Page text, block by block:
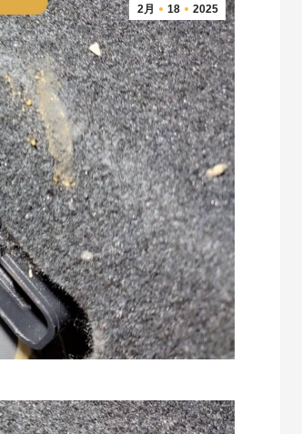
2月 18 2025